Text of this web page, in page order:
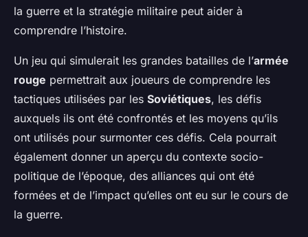
la guerre et la stratégie militaire peut aider à
comprendre l’histoire.
Un jeu qui simulerait les grandes batailles de l’armée
rouge permettrait aux joueurs de comprendre les
tactiques utilisées par les Soviétiques, les défis
auxquels ils ont été confrontés et les moyens qu’ils
ont utilisés pour surmonter ces défis. Cela pourrait
également donner un aperçu du contexte socio-
politique de l’époque, des alliances qui ont été
formées et de l’impact qu’elles ont eu sur le cours de
la guerre.